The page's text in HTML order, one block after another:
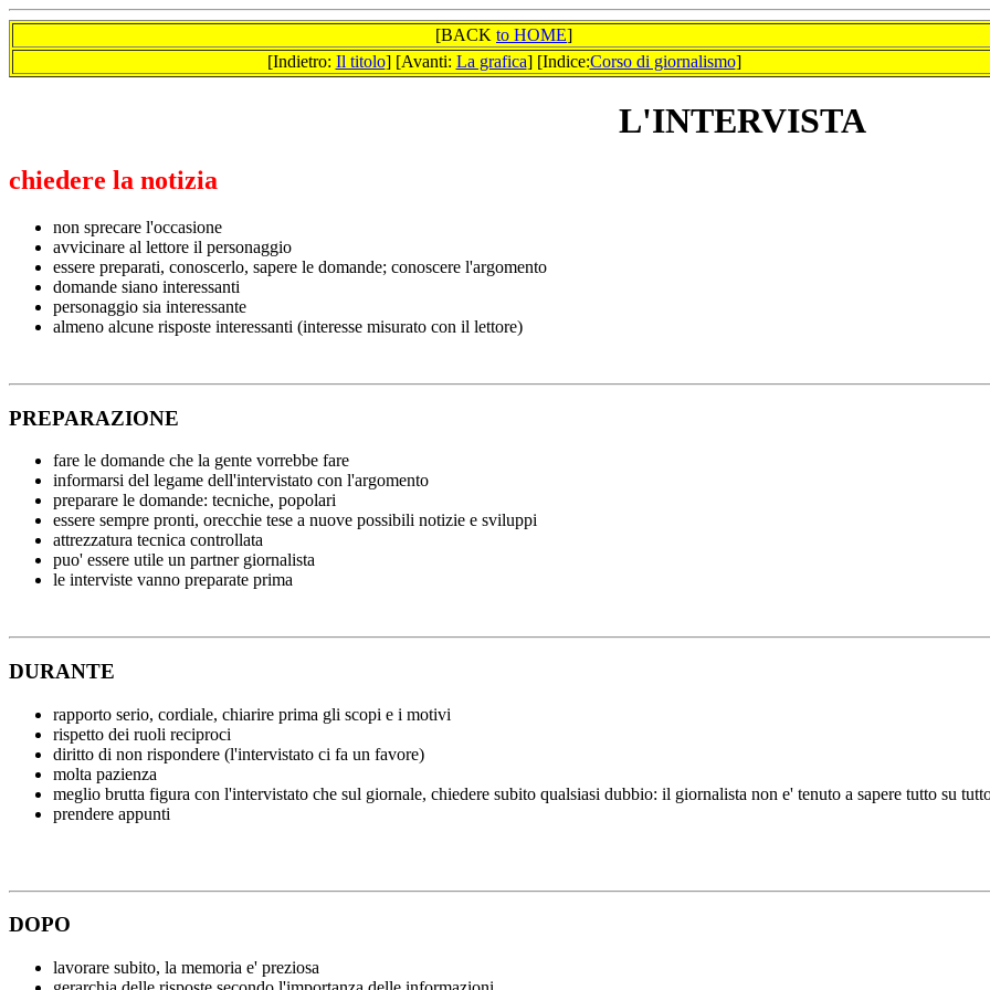
[BACK to HOME]
[Indietro: Il titolo] [Avanti: La grafica] [Indice:Corso di giornalismo]
L'INTERVISTA
chiedere la notizia
non sprecare l'occasione
avvicinare al lettore il personaggio
essere preparati, conoscerlo, sapere le domande; conoscere l'argomento
domande siano interessanti
personaggio sia interessante
almeno alcune risposte interessanti (interesse misurato con il lettore)
PREPARAZIONE
fare le domande che la gente vorrebbe fare
informarsi del legame dell'intervistato con l'argomento
preparare le domande: tecniche, popolari
essere sempre pronti, orecchie tese a nuove possibili notizie e sviluppi
attrezzatura tecnica controllata
puo' essere utile un partner giornalista
le interviste vanno preparate prima
DURANTE
rapporto serio, cordiale, chiarire prima gli scopi e i motivi
rispetto dei ruoli reciproci
diritto di non rispondere (l'intervistato ci fa un favore)
molta pazienza
meglio brutta figura con l'intervistato che sul giornale, chiedere subito qualsiasi dubbio: il giornalista non e' tenuto a sapere tutto su
prendere appunti
DOPO
lavorare subito, la memoria e' preziosa